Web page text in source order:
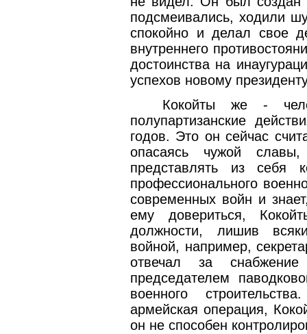
подсмеивались, ходили
спокойно и делал свое
внутреннего
достоинства на
успехов новому
Кокойты же -
полупартизанские
годов. Это он сейчас
опасаясь чужой
представлять из себя
профессионального
современных войн и
ему довериться,
должности, лишив
войной, например,
отвечал за
председателем
военного
армейская операция,
он не способен